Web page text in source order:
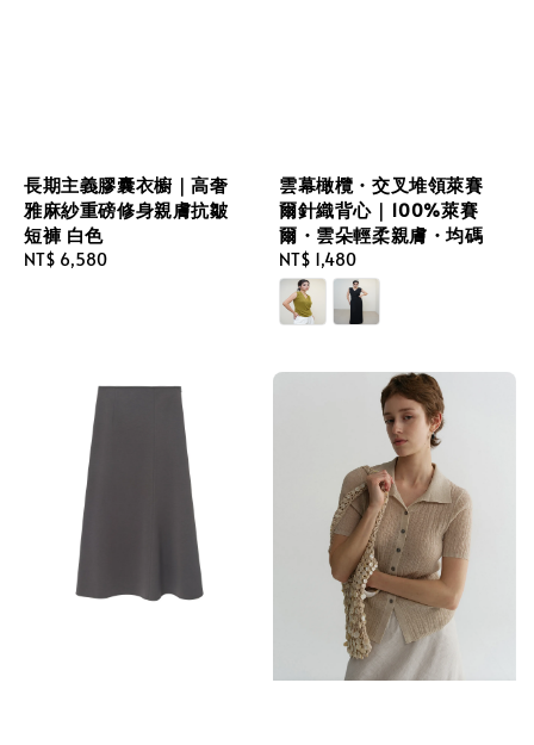
長期主義膠囊衣櫥｜高奢
雅麻紗重磅修身親膚抗皺
短褲 白色
Regular
NT$ 6,580
雲幕橄欖・交叉堆領萊賽
爾針織背心｜100%萊賽
爾・雲朵輕柔親膚・均碼
Regular
price
NT$ 1,480